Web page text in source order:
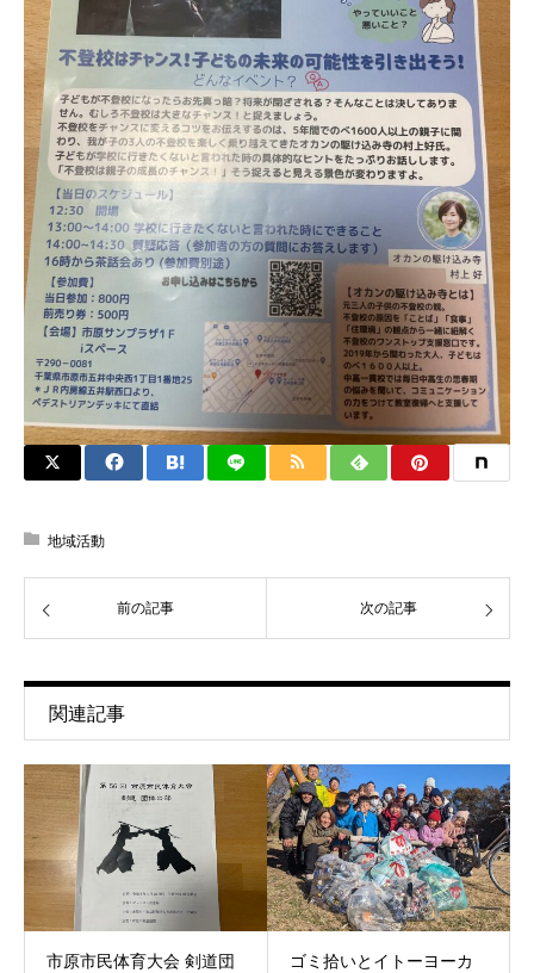
地域活動
前の記事 次の記事
関連記事
市原市民体育大会 剣道団
ゴミ拾いとイトーヨーカ